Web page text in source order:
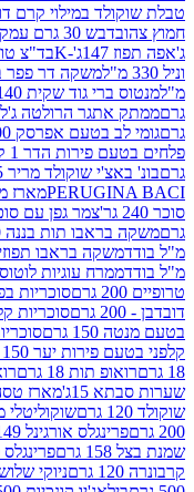
קרם דובדבן 86 גרם
דבש 30 גרם עמק חפר
טרולי
בד"צ טורינו טנטיישן
משקה דר פפר בקבוק 450מ"ל
גוד שקית 140 גרם
הרולטה ג'לי ענק 90 גרם
אפרסק 500 גרם
לקריץ
הדר 1 ק"ג
שוקולד מריר 175ג'
מארז מרציפן ללא
תות בננה 300 מ"ל בודד
בראבו תפוזים 300 מ"ל בודד
עוגיות לוטוס קרמל 400 גרם
סוכריות בפחית פרות יער -
סוכריות קלפני בטעם פירות
סוכריות קלפני בטעם
יער 150 גרם
ריטר חלב
תות 18 גרם
רואופ פטל 18 גרם
מארז טסה מאוהב
שוקוליטלי מקרונים תות
אורגינל 149 גרם
פרינגלס
פרינגלס פיצה 158 גרם
ניוקי שלושה צבעים 500 גרם